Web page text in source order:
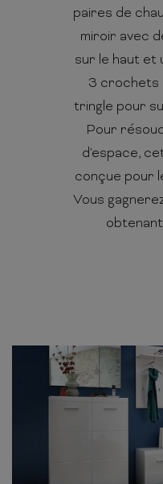
paires de
miroir avec
sur le haut et
3 crochets
tringle pour
Pour
d'espace,
conçue pour
Vous